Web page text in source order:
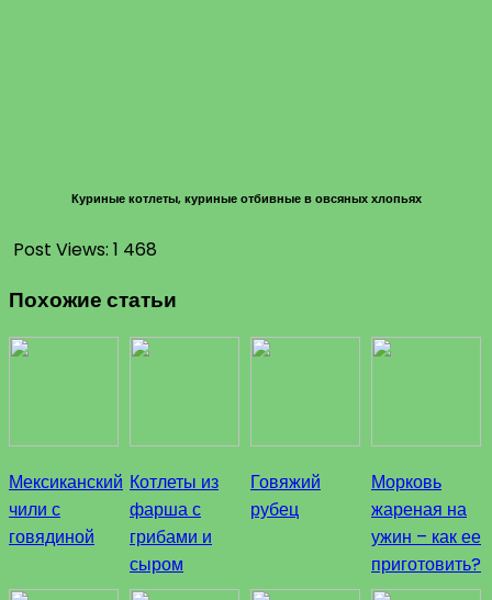
Куриные котлеты, куриные отбивные в овсяных хлопьях
Post Views: 1 468
Похожие статьи
Мексиканский
чили с
говядиной
Котлеты из
фарша с
грибами и
сыром
Говяжий
рубец
Морковь
жареная на
ужин – как ее
приготовить?